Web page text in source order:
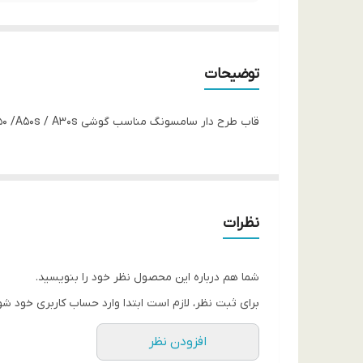
توضیحات
قاب طرح دار سامسونگ مناسب گوشی A50 /A50s / A30s با طرح های متنوع و با تخفیف ویژه انبار گردانی رنگ ثابت و موجودی بسیار محدود
نظرات
شما هم درباره این محصول نظر خود را بنویسید.
برای ثبت نظر، لازم است ابتدا وارد حساب کاربری خود
افزودن نظر